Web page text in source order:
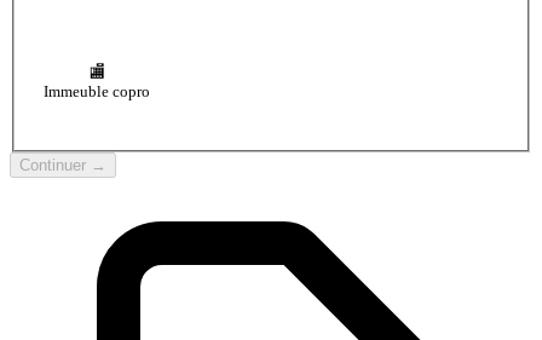
🏬
Immeuble copro
Continuer →